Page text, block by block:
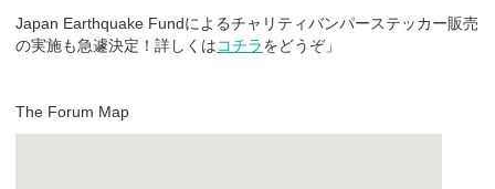
Japan Earthquake Fundによるチャリティバンパーステッカー販売
の実施も急遽決定！詳しくはコチラをどうぞ」
The Forum Map